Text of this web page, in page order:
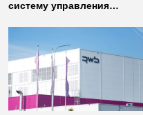
систему управления